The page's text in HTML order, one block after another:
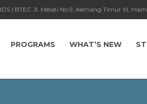
IDS | BTEC Jl. Melati No.9, Kemang Timur XI,
PROGRAMS WHAT’S NEW